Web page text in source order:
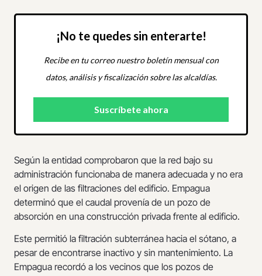
¡No te quedes sin enterarte!
Recibe en tu correo nuestro boletín mensual con
datos, análisis y fiscalización sobre las alcaldías.
Según la entidad comprobaron que la red bajo su
administración funcionaba de manera adecuada y no era
el origen de las filtraciones del edificio. Empagua
determinó que el caudal provenía de un pozo de
absorción en una construcción privada frente al edificio.
Este permitió la filtración subterránea hacia el sótano, a
pesar de encontrarse inactivo y sin mantenimiento. La
Empagua recordó a los vecinos que los pozos de